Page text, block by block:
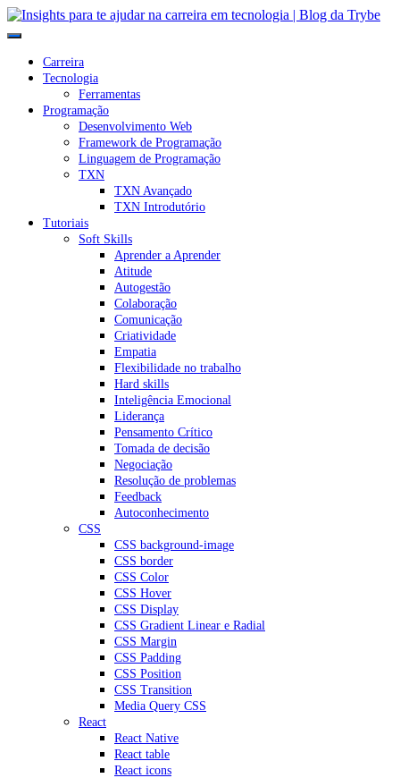
Carreira
Tecnologia
Ferramentas
Programação
Desenvolvimento Web
Framework de Programação
Linguagem de Programação
TXN
TXN Avançado
TXN Introdutório
Tutoriais
Soft Skills
Aprender a Aprender
Atitude
Autogestão
Colaboração
Comunicação
Criatividade
Empatia
Flexibilidade no trabalho
Hard skills
Inteligência Emocional
Liderança
Pensamento Crítico
Tomada de decisão
Negociação
Resolução de problemas
Feedback
Autoconhecimento
CSS
CSS background-image
CSS border
CSS Color
CSS Hover
CSS Display
CSS Gradient Linear e Radial
CSS Margin
CSS Padding
CSS Position
CSS Transition
Media Query CSS
React
React Native
React table
React icons